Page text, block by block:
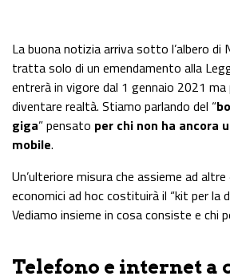
La buona notizia arriva sotto l’albero di
tratta solo di un emendamento alla
entrerà in vigore dal 1 gennaio 2021
diventare realtà. Stiamo parlando del “
giga” pensato per chi non ha ancora
mobile.
Un’ulteriore misura che assieme ad
economici ad hoc costituirà il “kit per la
Vediamo insieme in cosa consiste e chi
Telefono e internet a